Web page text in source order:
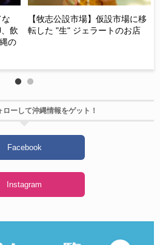
な
飲
の
【牧志公設市場】仮設市場に移
転した "生" ジェラートのお店
ーして沖縄情報をゲット！
Facebook
Instagram